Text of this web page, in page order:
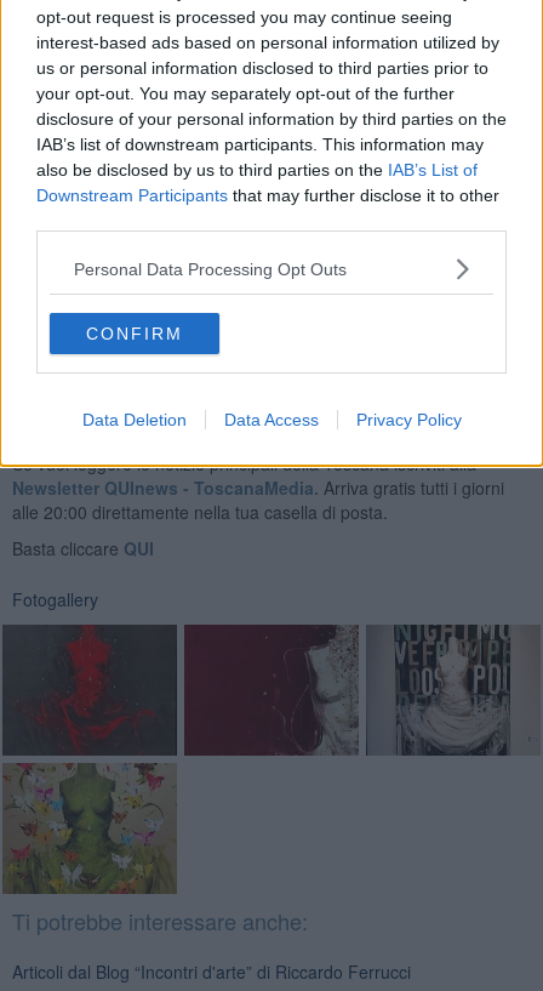
opt-out request is processed you may continue seeing
interest-based ads based on personal information utilized by
us or personal information disclosed to third parties prior to
your opt-out. You may separately opt-out of the further
disclosure of your personal information by third parties on the
IAB’s list of downstream participants. This information may
also be disclosed by us to third parties on the IAB’s List of
Downstream Participants that may further disclose it to other
Personal Data Processing Opt Outs
CONFIRM
Data Deletion Data Access Privacy Policy
Recentemente si è inaugurata una tua mostra a Milano . Che
storia racconti?
E’ una selezione delle mie opere classiche, inoltre ci sono sei
grandi opere, in bianco e nero, ispirate ad ipotesi di monumenti.
Tornado al classicismo e al nostro rinascimento si dovrebbero
realizzare dei monumenti che riescano ad esprimere
compiutamente il nostro tempo ed il nostro essere intimo. Quello
reale di rinascita e contaminazione.
Se vuoi leggere le notizie principali della Toscana iscriviti alla
Newsletter QUInews - ToscanaMedia. Arriva gratis tutti i giorni
alle 20:00 direttamente nella tua casella di posta.
Basta cliccare QUI
Fotogallery
Ti potrebbe interessare anche:
Articoli dal Blog “Incontri d'arte” di Riccardo Ferrucci